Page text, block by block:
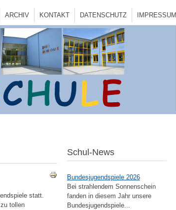
IMPRESSUM
DATENSCHUTZ
KONTAKT
ARCHIV
statt.
tollen
Schul-News
Bundesjugendspiele 2026
Bei strahlendem Sonnenschein
fanden in diesem Jahr unsere
Bundesjugendspiele...